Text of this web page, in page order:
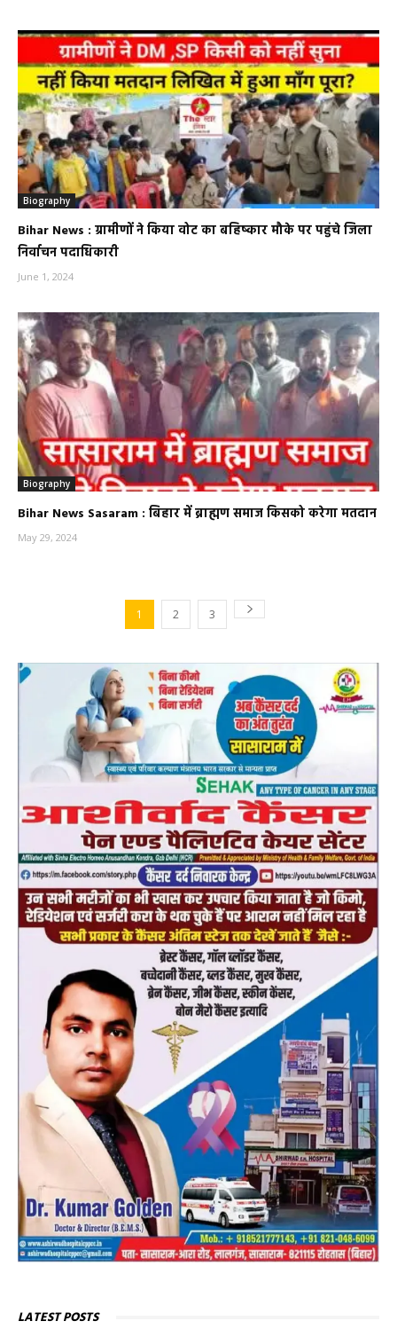
Biography
Bihar News : ग्रामीणों ने किया वोट का बहिष्कार मौके पर पहुंचे जिला
निर्वाचन पदाधिकारी
June 1, 2024
Biography
Bihar News Sasaram : बिहार में ब्राह्मण समाज किसको करेगा मतदान
May 29, 2024
1 2 3
LATEST POSTS